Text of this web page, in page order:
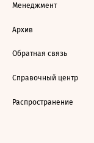
Менеджмент
Архив
Обратная связь
Справочный центр
Распространение